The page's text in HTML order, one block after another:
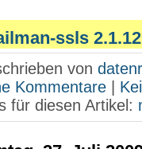
ssls
von
Kommentare|
für diesen Artikel: